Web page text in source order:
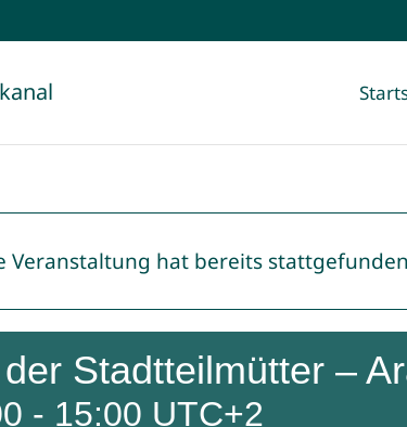
Veranstaltung hat bereits
Stadtteilmütter –
- 15:00 UTC+2